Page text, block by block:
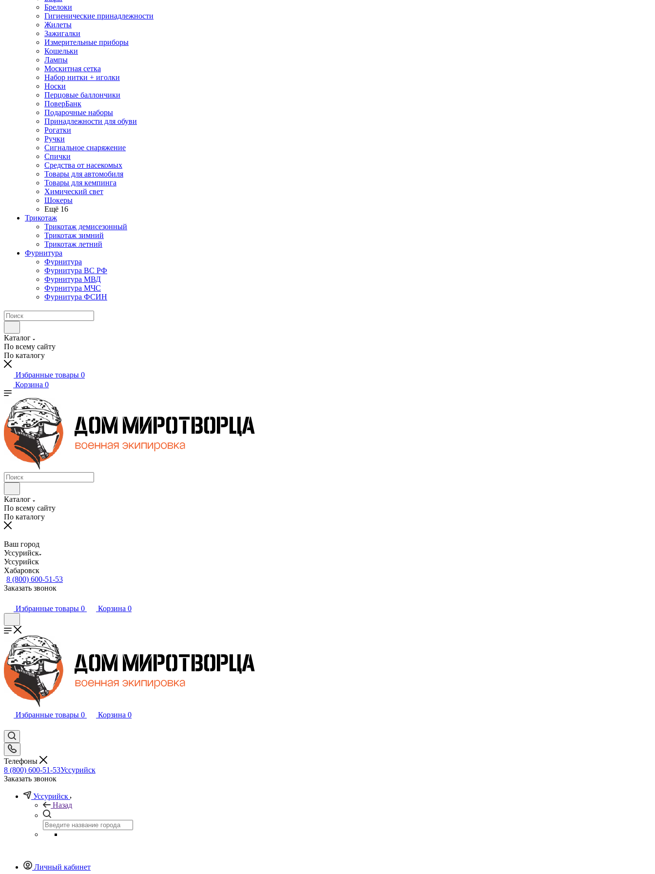
Брелоки
Гигиенические принадлежности
Жилеты
Зажигалки
Измерительные приборы
Кошельки
Лампы
Москитная сетка
Набор нитки + иголки
Носки
Перцовые баллончики
ПоверБанк
Подарочные наборы
Принадлежности для обуви
Рогатки
Ручки
Сигнальное снаряжение
Спички
Средства от насекомых
Товары для автомобиля
Товары для кемпинга
Химический свет
Шокеры
Ещё 16
Трикотаж
Трикотаж демисезонный
Трикотаж зимний
Трикотаж летний
Фурнитура
Фурнитура
Фурнитура ВС РФ
Фурнитура МВД
Фурнитура МЧС
Фурнитура ФСИН
Каталог
По всему сайту
По каталогу
Избранные товары 0
Корзина 0
Каталог
По всему сайту
По каталогу
Ваш город
Уссурийск
Уссурийск
Хабаровск
8 (800) 600-51-53
Заказать звонок
Избранные товары 0 Корзина 0
Избранные товары 0 Корзина 0
Телефоны
8 (800) 600-51-53Уссурийск
Заказать звонок
Уссурийск
Назад
Личный кабинет